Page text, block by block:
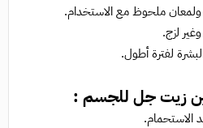
ملحوظ مع الاستخدام.
لزج.
لفترة أطول.
زيت جل للجسم :
الاستحمام.